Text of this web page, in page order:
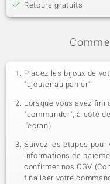
Retours gratuits
Placez les bijoux de
"ajouter au panier"
Lorsque vous avez fini
"commander", à côté
l'écran)
Suivez les étapes
informations de
confirmer nos CGV
finaliser votre